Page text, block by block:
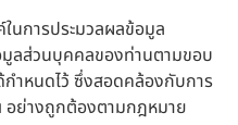
นการประมวลผลข้อมูล
มูลส่วนบุคคลของท่านตามขอบ
ำหนดไว้ ซึ่งสอดคล้องกับการ
อย่างถูกต้องตามกฎหมาย